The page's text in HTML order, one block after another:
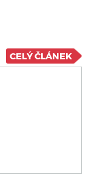
CELÝ ČLÁNEK